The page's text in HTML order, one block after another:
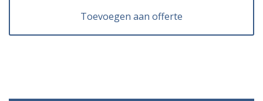
Toevoegen aan offerte